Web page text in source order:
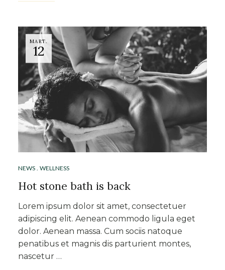
MART.
12
NEWS WELLNESS
Hot stone bath is back
Lorem ipsum dolor sit amet, consectetuer
adipiscing elit. Aenean commodo ligula eget
dolor. Aenean massa. Cum sociis natoque
penatibus et magnis dis parturient montes,
nascetur …